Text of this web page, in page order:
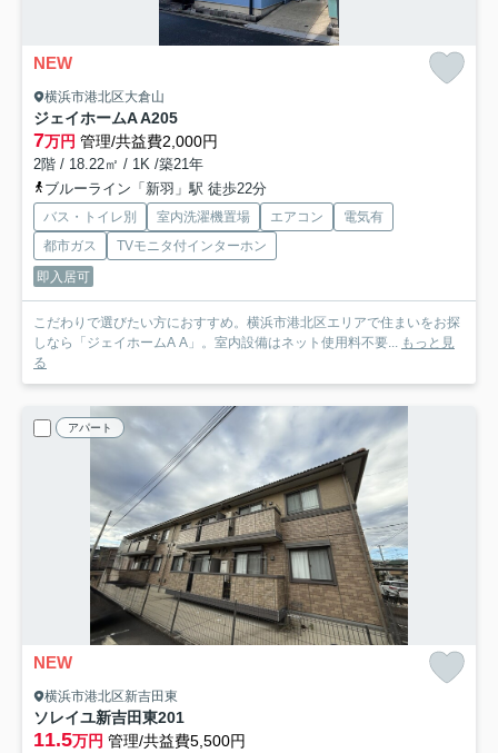
NEW
横浜市港北区大倉山
ジェイホームA A205
7万円 管理/共益費2,000円
2階 / 18.22㎡ / 1K /築21年
ブルーライン「新羽」駅 徒歩22分
バス・トイレ別 室内洗濯機置場 エアコン
電気有
都市ガス
TVモニタ付インターホン
即入居可
こだわりで選びたい方におすすめ。横浜市港北区エリアで住まいをお探
しなら「ジェイホームA A」。室内設備はネット使用料不要... もっと見
る
アパート
NEW
横浜市港北区新吉田東
ソレイユ新吉田東201
11.5万円 管理/共益費5,500円